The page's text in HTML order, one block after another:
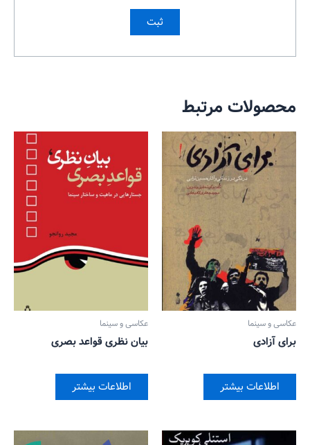
محصولات مرتبط
عکاسی و سینما
برای آزادی
اطلاعات بیشتر
عکاسی و سینما
بیان نظری قواعد بصری
اطلاعات بیشتر